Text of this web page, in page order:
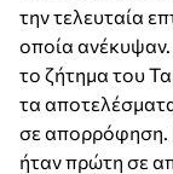
την τελευταία
οποία
το ζήτημα του
τα
σε απορρόφηση.
ήταν πρώτη σε